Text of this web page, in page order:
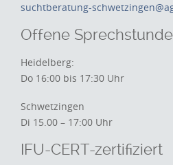
suchtberatung-
Offene
Heidelberg:
Do 16:00 bis 17:30 Uhr
Schwetzingen
Di 15.00 – 17:00 Uhr
IFU-CERT-zertifiziert